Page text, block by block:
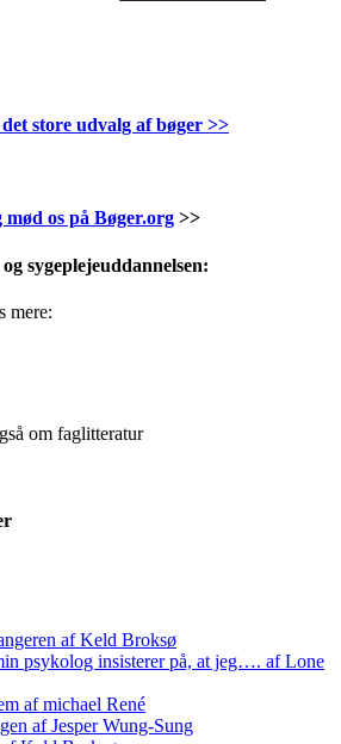
store udvalg af bøger >>
os på Bøger.org>>
sygeplejeuddannelsen:
mere:
om faglitteratur
af Keld Broksø
psykolog insisterer på, at jeg…. af Lone
af michael René
af Jesper Wung-Sung